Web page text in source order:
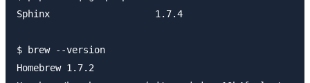
Sphinx                   1.7.4
$ brew --version
Homebrew 1.7.2